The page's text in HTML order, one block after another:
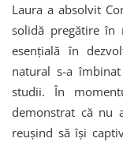
Laura a absolvit
solidă pregătire în
esențială în
natural s-a
studii. În
demonstrat că nu
reușind să își